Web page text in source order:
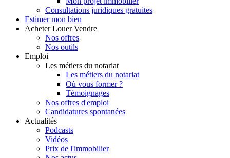
Consultations juridiques gratuites
Estimer mon bien
Acheter Louer Vendre
Nos offres
Nos outils
Emploi
Les métiers du notariat
Les métiers du notariat
Où vous former ?
Témoignages
Nos offres d'emploi
Candidatures spontanées
Actualités
Podcasts
Vidéos
Prix de l'immobilier